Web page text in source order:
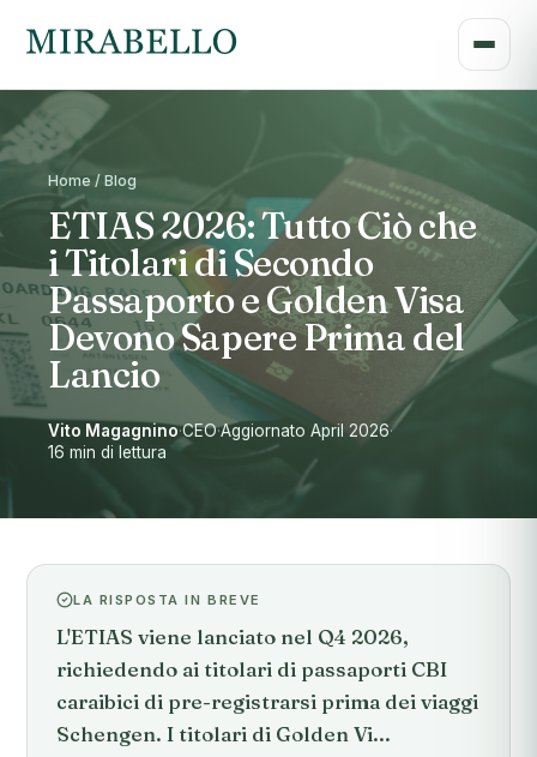
Home / Blog
ETIAS 2026: Tutto Ciò che
i Titolari di Secondo
Passaporto e Golden Visa
Devono Sapere Prima del
Lancio
Vito Magagnino·CEO·Aggiornato April 2026·
16 min di lettura
LA RISPOSTA IN BREVE
L'ETIAS viene lanciato nel Q4 2026,
richiedendo ai titolari di passaporti CBI
caraibici di pre-registrarsi prima dei viaggi
Schengen. I titolari di Golden Vi...